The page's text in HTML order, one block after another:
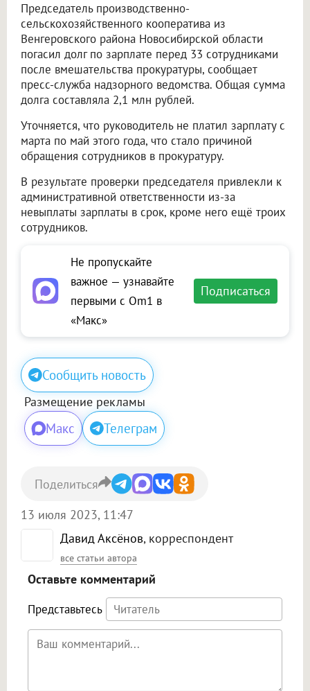
Председатель производственно-
сельскохозяйственного кооператива из
Венгеровского района Новосибирской области
погасил долг по зарплате перед 33 сотрудниками
после вмешательства прокуратуры, сообщает
пресс-служба надзорного ведомства. Общая сумма
долга составляла 2,1 млн рублей.
Уточняется, что руководитель не платил зарплату с
марта по май этого года, что стало причиной
обращения сотрудников в прокуратуру.
В результате проверки председателя привлекли к
административной ответственности из-за
невыплаты зарплаты в срок, кроме него ещё троих
сотрудников.
Не пропускайте
важное — узнавайте
первыми с Om1 в
«Макс»
Подписаться
Сообщить новость
Размещение рекламы
Макс Телеграм
Давид Аксёнов, корреспондент
все статьи автора
13 июля 2023, 11:47
Поделиться
Оставьте комментарий
Представьтесь